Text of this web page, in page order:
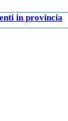
in provincia